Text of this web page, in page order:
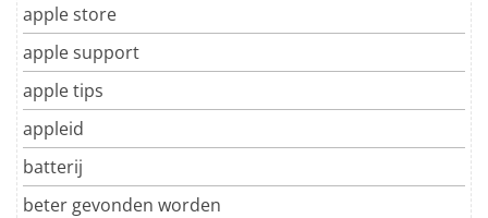
apple store
apple support
apple tips
appleid
batterij
beter gevonden worden